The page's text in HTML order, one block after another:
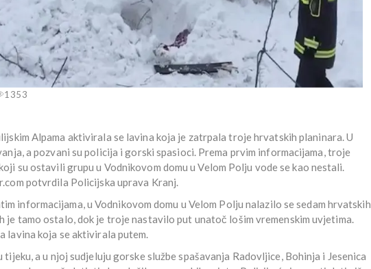
1353
Alpama aktivirala se lavina koja je zatrpala troje hrvatskih planinara. U
a pozvani su policija i gorski spasioci. Prema prvim informacijama, troje
su ostavili grupu u Vodnikovom domu u Velom Polju vode se kao nestali.
potvrdila Policijska uprava Kranj.
informacijama, u Vodnikovom domu u Velom Polju nalazilo se sedam hrvatskih
je tamo ostalo, dok je troje nastavilo put unatoč lošim vremenskim uvjetima.
lavina koja se aktivirala putem.
tijeku, a u njoj sudjeluju gorske službe spašavanja Radovljice, Bohinja i Jesenica